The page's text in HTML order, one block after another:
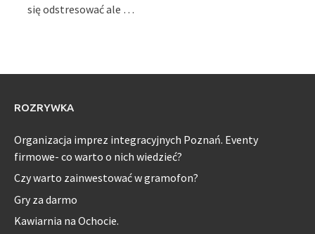
się odstresować ale …
ROZRYWKA
Organizacja imprez integracyjnych Poznań. Eventy
firmowe- co warto o nich wiedzieć?
Czy warto zainwestować w gramofon?
Gry za darmo
Kawiarnia na Ochocie.